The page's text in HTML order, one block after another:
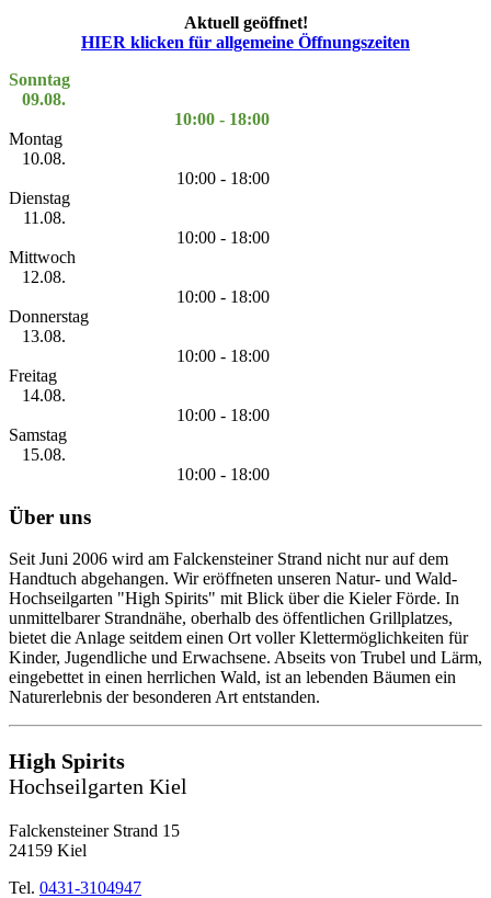
Aktuell geöffnet!
HIER klicken für allgemeine Öffnungszeiten
Sonntag
09.08.
10:00 - 18:00
Montag
10.08.
10:00 - 18:00
Dienstag
11.08.
10:00 - 18:00
Mittwoch
12.08.
10:00 - 18:00
Donnerstag
13.08.
10:00 - 18:00
Freitag
14.08.
10:00 - 18:00
Samstag
15.08.
10:00 - 18:00
Über uns
Seit Juni 2006 wird am Falckensteiner Strand nicht nur auf dem
Handtuch abgehangen. Wir eröffneten unseren Natur- und Wald-
Hochseilgarten "High Spirits" mit Blick über die Kieler Förde. In
unmittelbarer Strandnähe, oberhalb des öffentlichen Grillplatzes,
bietet die Anlage seitdem einen Ort voller Klettermöglichkeiten für
Kinder, Jugendliche und Erwachsene. Abseits von Trubel und Lärm,
eingebettet in einen herrlichen Wald, ist an lebenden Bäumen ein
Naturerlebnis der besonderen Art entstanden.
High Spirits
Hochseilgarten Kiel
Falckensteiner Strand 15
24159 Kiel
Tel. 0431-3104947